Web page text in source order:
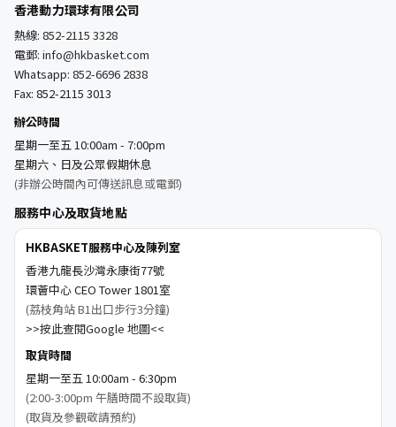
香港動力環球有限公司
熱線: 852-2115 3328
電郵: info@hkbasket.com
Whatsapp: 852-6696 2838
Fax: 852-2115 3013
辦公時間
星期一至五 10:00am - 7:00pm
星期六、日及公眾假期休息
(非辦公時間內可傳送訊息或電郵)
服務中心及取貨地點
HKBASKET服務中心及陳列室
香港九龍長沙灣永康街77號
環薈中心 CEO Tower 1801室
(荔枝角站 B1出口步行3分鐘)
>>按此查閱Google 地圖<<
取貨時間
星期一至五 10:00am - 6:30pm
(2:00-3:00pm 午膳時間不設取貨)
(取貨及參觀敬請預約)